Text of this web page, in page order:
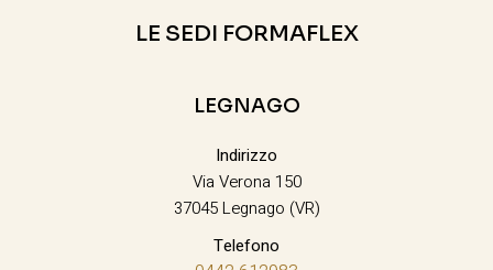
LE SEDI FORMAFLEX
LEGNAGO
Indirizzo
Via Verona 150
37045 Legnago (VR)
Telefono